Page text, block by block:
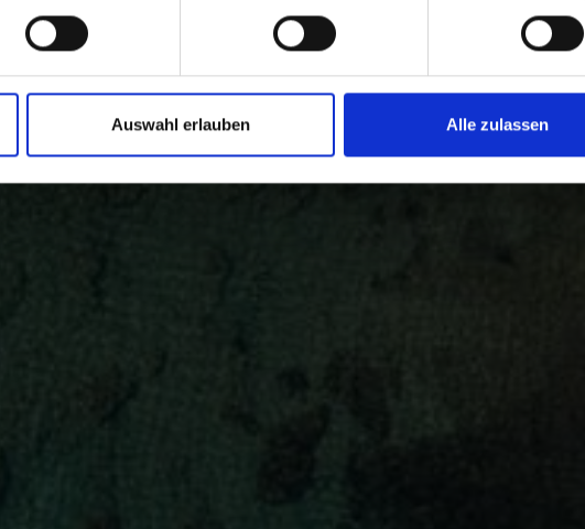
Auswahl erlauben Alle zulassen